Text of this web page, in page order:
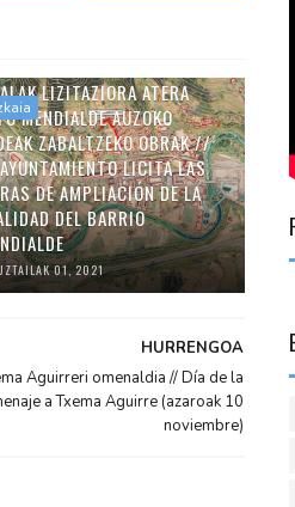
LIZITAZIORA ATERA
MENDIALDE AUZOKO
ZABALTZEKO OBRAK //
LICITA LAS
DE AMPLIACIÓN DE LA
DEL BARRIO
01, 2021
HURRENGOA
Aguirreri omenaldia // Día de la
a Txema Aguirre (azaroak 10
noviembre)